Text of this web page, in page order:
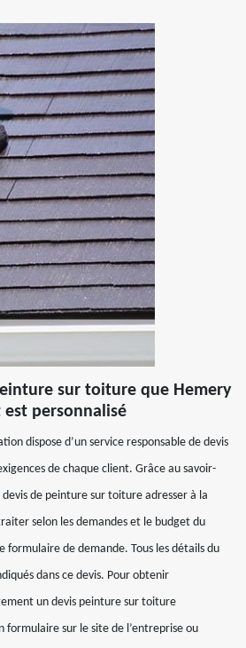
sur toiture que Hemery
personnalisé
dispose d’un service responsable de devis
de chaque client. Grâce au savoir-
de peinture sur toiture adresser à la
selon les demandes et le budget du
formulaire de demande. Tous les détails du
dans ce devis. Pour obtenir
un devis peinture sur toiture
formulaire sur le site de l’entreprise ou